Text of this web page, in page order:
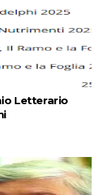
Letterario